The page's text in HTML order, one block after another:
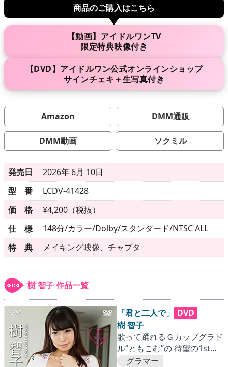
▶発売年月日
ご利用ガイド
▶更新情報
▶個人情報保護について
▶ よくあるご質問
▶ 会社概要
商品のご購入はこちら
【動画】アイドルワンTV
限定特典映像付き
【DVD】アイドルワン公式オンラインショップ
サインチェキ＋生写真付き
Amazon DMM通販
DMM動画 ソクミル
発売日
2026年 6月 10日
型 番
LCDV-41428
価 格
¥4,200（税抜）
仕 様
148分/カラー/Dolby/スタンダード/NTSC ALL
特 典
メイキング映像、チャプタ
樹 智子 作品一覧
「君と二人で」
DVD
樹 智子
歌って踊れるＧカップグラド
ル“ともこむ”の 待望の1stイ
メージ作品!!
グラマー